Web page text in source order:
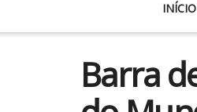
INÍCIO
Barra